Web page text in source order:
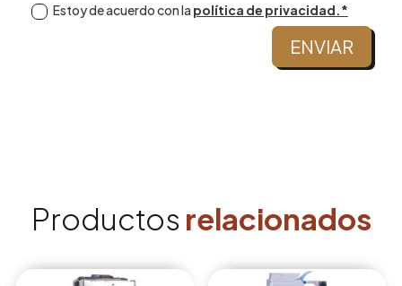
Estoy de acuerdo con la política de privacidad.*
ENVIAR
Productos relacionados